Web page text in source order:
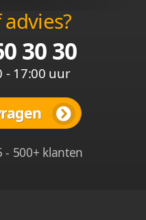
30 30
- 17:00 uur
- 500+ klanten